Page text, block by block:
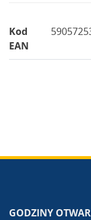
Kod
EAN
GODZINY